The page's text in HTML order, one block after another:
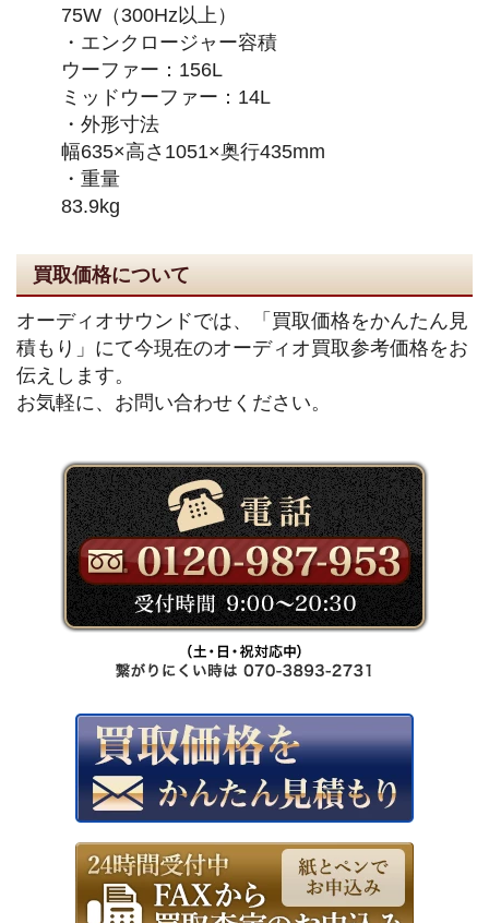
75W（300Hz以上）
・エンクロージャー容積
ウーファー：156L
ミッドウーファー：14L
・外形寸法
幅635×高さ1051×奥行435mm
・重量
83.9kg
買取価格について
オーディオサウンドでは、「買取価格をかんたん見
積もり」にて今現在のオーディオ買取参考価格をお
伝えします。
お気軽に、お問い合わせください。